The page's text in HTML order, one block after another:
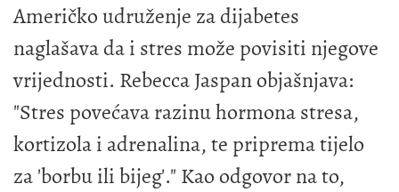
Američko udruženje za dijabetes
naglašava da i stres može povisiti njegove
vrijednosti. Rebecca Jaspan objašnjava:
"Stres povećava razinu hormona stresa,
kortizola i adrenalina, te priprema tijelo
za 'borbu ili bijeg'." Kao odgovor na to,